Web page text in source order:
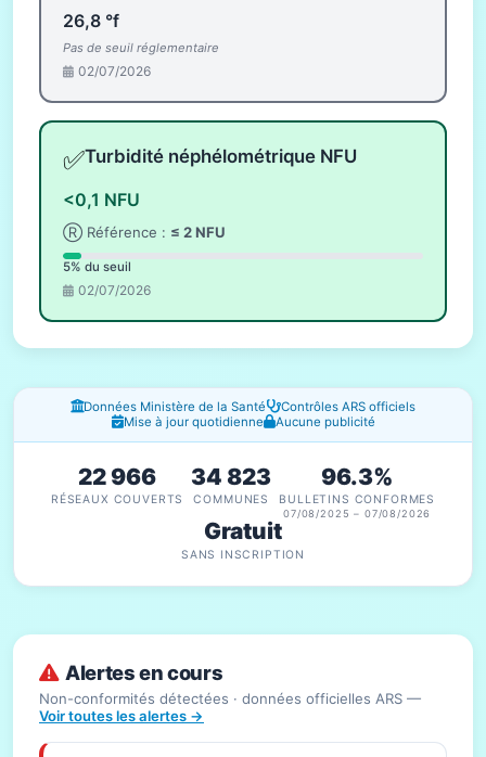
26,8 °f
Pas de seuil réglementaire
02/07/2026
✅Turbidité néphélométrique NFU
<0,1 NFU
Ⓡ Référence : ≤ 2 NFU
5% du seuil
02/07/2026
Fenêtres d'information
Données Ministère de la Santé
Contrôles ARS officiels
Mise à jour quotidienne
Aucune publicité
22 966
RÉSEAUX COUVERTS
34 823
COMMUNES
96.3%
BULLETINS CONFORMES
07/08/2025 – 07/08/2026
Gratuit
SANS INSCRIPTION
Alertes en cours
Non-conformités détectées · données officielles ARS —
Voir toutes les alertes →